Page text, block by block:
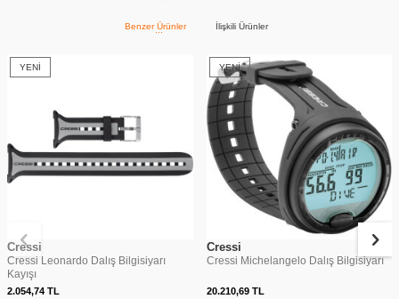
Benzer Ürünler İlişkili Ürünler
YENI
Cressi
Cressi Leonardo Dalış Bilgisiyarı
Kayışı
2.054,74 TL
YENI
Cressi
Cressi Michelangelo Dalış Bilgisiyarı
20.210,69TL